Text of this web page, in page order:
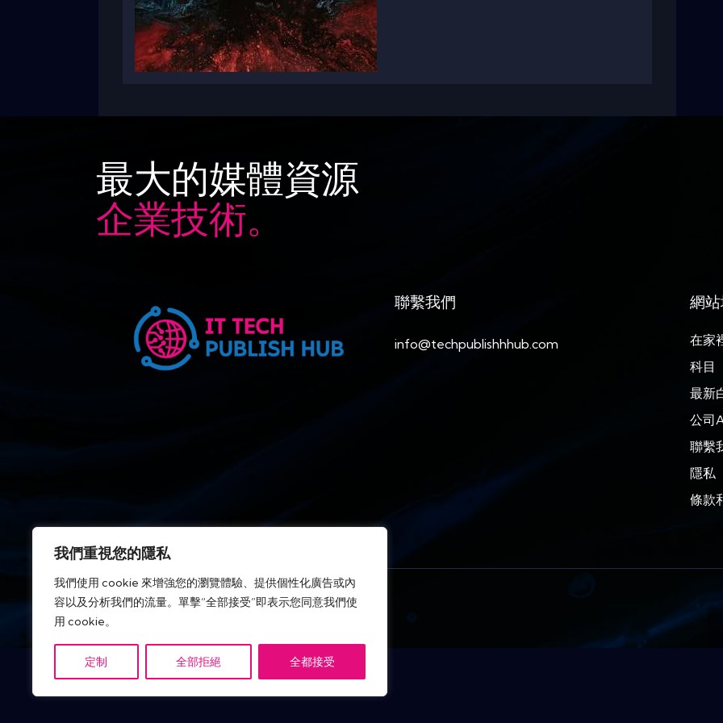
我們重視您的隱私
我們使用 cookie 來增強您的瀏覽體驗、提供個性化廣告或內
容以及分析我們的流量。單擊“全部接受”即表示您同意我們使
用 cookie。
定制 全部拒絕 全都接受
最大的媒體資源
企業技術。
聯繫我們
info@techpublishhhub.com
網
在家
科目
最新
公司
聯繫
隱私
條款
IT Tech Publish Hub © 版權所有。